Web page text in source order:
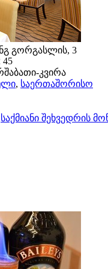
გორგასლის, 3
45
კვირა
, საერთაშორისო
საქმიანი შეხვედრის